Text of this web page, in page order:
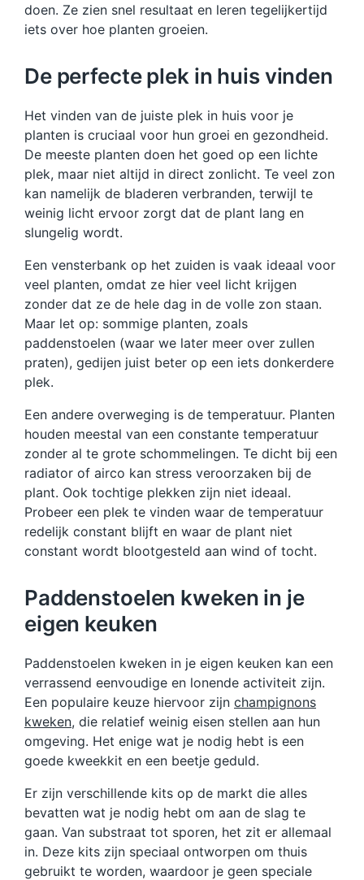
doen. Ze zien snel resultaat en leren tegelijkertijd
iets over hoe planten groeien.
De perfecte plek in huis vinden
Het vinden van de juiste plek in huis voor je
planten is cruciaal voor hun groei en gezondheid.
De meeste planten doen het goed op een lichte
plek, maar niet altijd in direct zonlicht. Te veel zon
kan namelijk de bladeren verbranden, terwijl te
weinig licht ervoor zorgt dat de plant lang en
slungelig wordt.
Een vensterbank op het zuiden is vaak ideaal voor
veel planten, omdat ze hier veel licht krijgen
zonder dat ze de hele dag in de volle zon staan.
Maar let op: sommige planten, zoals
paddenstoelen (waar we later meer over zullen
praten), gedijen juist beter op een iets donkerdere
plek.
Een andere overweging is de temperatuur. Planten
houden meestal van een constante temperatuur
zonder al te grote schommelingen. Te dicht bij een
radiator of airco kan stress veroorzaken bij de
plant. Ook tochtige plekken zijn niet ideaal.
Probeer een plek te vinden waar de temperatuur
redelijk constant blijft en waar de plant niet
constant wordt blootgesteld aan wind of tocht.
Paddenstoelen kweken in je
eigen keuken
Paddenstoelen kweken in je eigen keuken kan een
verrassend eenvoudige en lonende activiteit zijn.
Een populaire keuze hiervoor zijn champignons
kweken, die relatief weinig eisen stellen aan hun
omgeving. Het enige wat je nodig hebt is een
goede kweekkit en een beetje geduld.
Er zijn verschillende kits op de markt die alles
bevatten wat je nodig hebt om aan de slag te
gaan. Van substraat tot sporen, het zit er allemaal
in. Deze kits zijn speciaal ontworpen om thuis
gebruikt te worden, waardoor je geen speciale